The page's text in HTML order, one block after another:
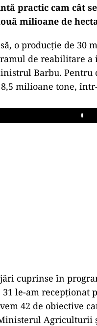
practic cam cât
milioane de
o producție de 30
de reabilitare
Barbu. Pentru
milioane tone,
Play
cuprinse în
le-am recepţionat
42 de obiective
Agriculturii